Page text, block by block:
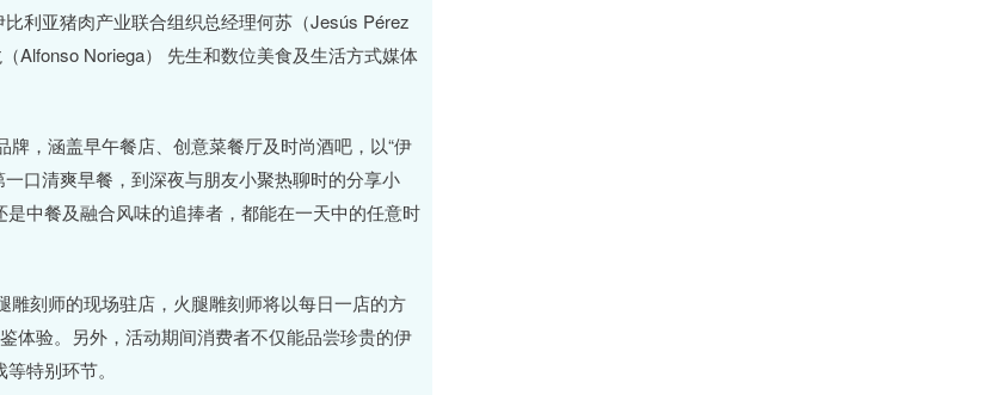
利亚猪肉产业联合组织总经理何苏（Jesús Pérez
Alfonso Noriega） 先生和数位美食及生活方式媒体
，涵盖早午餐店、创意菜餐厅及时尚酒吧，以“伊
口清爽早餐，到深夜与朋友小聚热聊时的分享小
中餐及融合风味的追捧者，都能在一天中的任意时
雕刻师的现场驻店，火腿雕刻师将以每日一店的方
体验。另外，活动期间消费者不仅能品尝珍贵的伊
特别环节。